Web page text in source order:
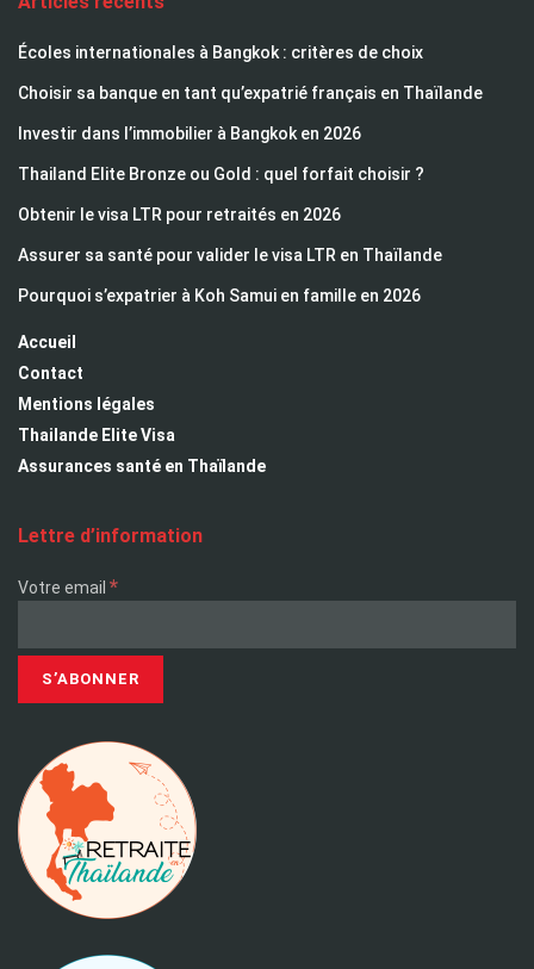
Écoles internationales à Bangkok : critères de choix
Choisir sa banque en tant qu’expatrié français en Thaïlande
Investir dans l’immobilier à Bangkok en 2026
Thailand Elite Bronze ou Gold : quel forfait choisir ?
Obtenir le visa LTR pour retraités en 2026
Assurer sa santé pour valider le visa LTR en Thaïlande
Pourquoi s’expatrier à Koh Samui en famille en 2026
Accueil
Contact
Mentions légales
Thailande Elite Visa
Assurances santé en Thaïlande
Lettre d’information
Votre email *